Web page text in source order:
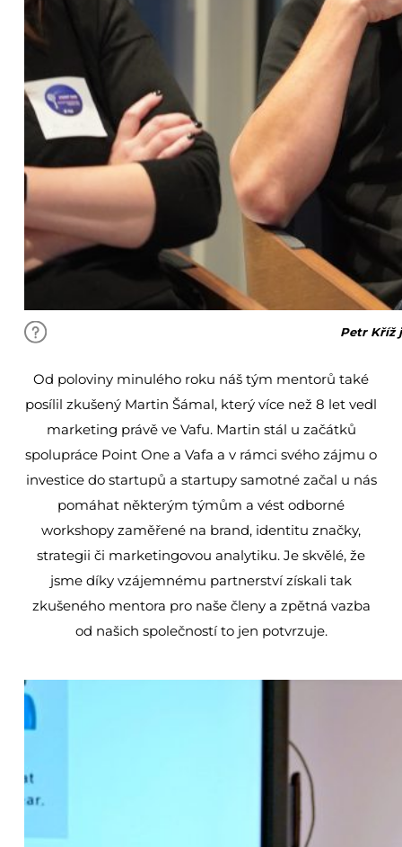
Petr Kříž
Od poloviny minulého roku náš tým mentorů také
posílil zkušený Martin Šámal, který více než 8 let vedl
marketing právě ve Vafu. Martin stál u začátků
spolupráce Point One a Vafa a v rámci svého zájmu o
investice do startupů a startupy samotné začal u nás
pomáhat některým týmům a vést odborné
workshopy zaměřené na brand, identitu značky,
strategii či marketingovou analytiku. Je skvělé, že
jsme díky vzájemnému partnerství získali tak
zkušeného mentora pro naše členy a zpětná vazba
od našich společností to jen potvrzuje.